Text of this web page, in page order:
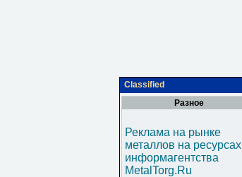
Classified
Разное
Реклама на рынке
металлов на ресурсах
информагентства
MetalTorg.Ru